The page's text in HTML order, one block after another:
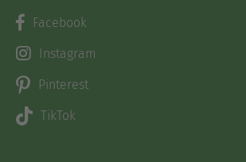
Facebook
Instagram
Pinterest
TikTok